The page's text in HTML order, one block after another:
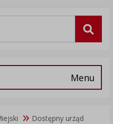
Menu
Dostępny urząd